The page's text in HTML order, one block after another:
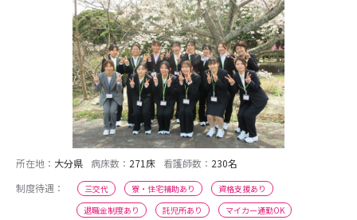
所在地： 大分県 病床数： 271床 看護師数： 230名
制度待遇：
三交代 寮・住宅補助あり
資格支援あり
退職金制度あり
託児所あり マイカー通勤OK